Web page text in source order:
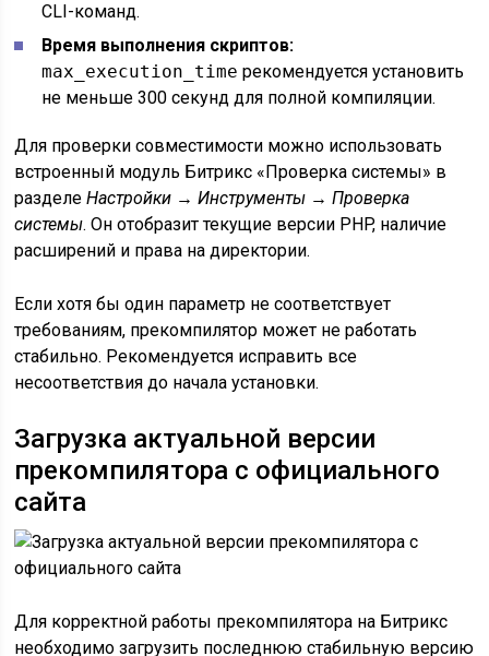
CLI-команд.
Время выполнения скриптов:
max_execution_time рекомендуется установить
не меньше 300 секунд для полной компиляции.
Для проверки совместимости можно использовать
встроенный модуль Битрикс «Проверка системы» в
разделеНастройки → Инструменты → Проверка
системы. Он отобразит текущие версии PHP, наличие
расширений и права на директории.
Если хотя бы один параметр не соответствует
требованиям, прекомпилятор может не работать
стабильно. Рекомендуется исправить все
несоответствия до начала установки.
Загрузка актуальной версии
прекомпилятора с официального
сайта
Для корректной работы прекомпилятора на Битрикс
необходимо загрузить последнюю стабильную версию